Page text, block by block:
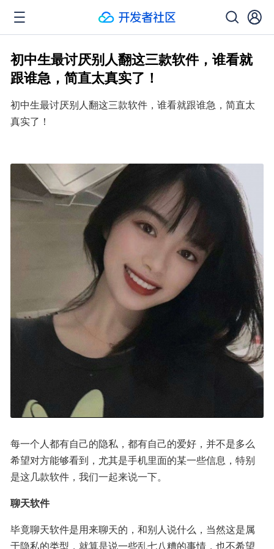
初中生最讨厌别人翻这三款软件，谁看就
跟谁急，简直太真实了！
初中生最讨厌别人翻这三款软件，谁看就跟谁急，简直太
真实了！
每一个人都有自己的隐私，都有自己的爱好，并不是多么
希望对方能够看到，尤其是手机里面的某一些信息，特别
是这几款软件，我们一起来说一下。
聊天软件
毕竟聊天软件是用来聊天的，和别人说什么，当然这是属
于隐私的类型，就算是说一些乱七八糟的事情，也不希望